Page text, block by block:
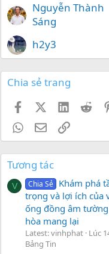
Nguyễn Thành
Sáng
h2y3
Chia sẻ trang
FacebookX (Twitter)
LinkedIn
WhatsApp
EmailLink
Tương tác
V Chia Sẻ Khám phá
trọng và lợi ích của
ống đồng âm
hòa mang lại
Latest: vinhphat Lúc
Bảng Tin